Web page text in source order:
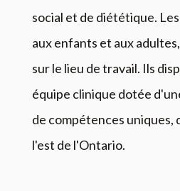
social et de diététique.
aux enfants et aux
sur le lieu de travail. Ils
équipe clinique dotée
de compétences uniques,
l'est de l'Ontario.